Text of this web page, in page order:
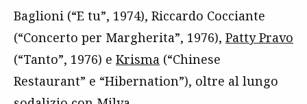
Baglioni (“E tu”, 1974), Riccardo Cocciante
(“Concerto per Margherita”, 1976), Patty Pravo
(“Tanto”, 1976) e Krisma (“Chinese
Restaurant” e “Hibernation”), oltre al lungo